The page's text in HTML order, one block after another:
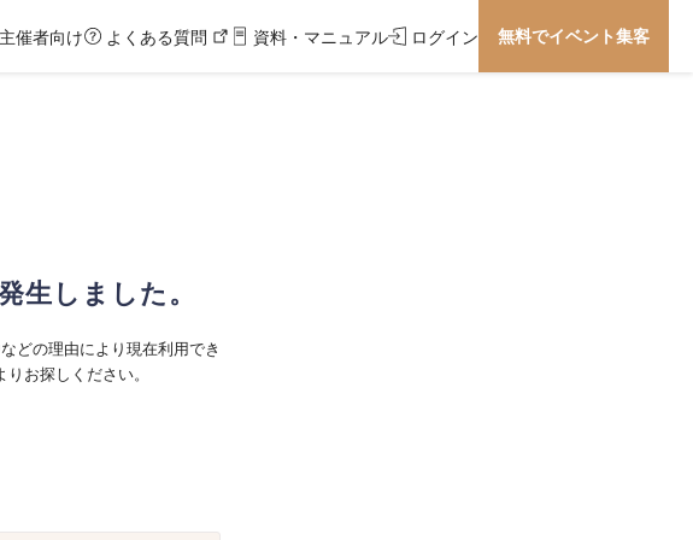
催者向け よくある質問 資料・マニュアル ログイン 無料でイベント集客
生しました。
どの理由により現在利用でき
お探しください。